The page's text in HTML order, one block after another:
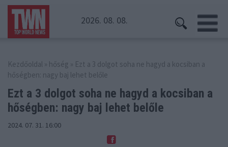
2026. 08. 08.
Kezdőoldal » hőség » Ezt a 3 dolgot soha ne hagyd a kocsiban a
hőségben: nagy baj lehet belőle
Ezt a 3 dolgot soha ne hagyd a kocsiban a
hőségben: nagy baj lehet belőle
2024. 07. 31. 16:00